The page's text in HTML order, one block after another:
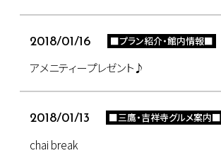
2018/01/16 ■プラン紹介・館内情報■
アメニティープレゼント♪
2018/01/13 ■三鷹・吉祥寺グルメ案内■
chai break